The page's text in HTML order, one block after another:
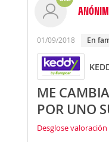
01/09/2018 En
ME
POR UNO
Desglose valoración